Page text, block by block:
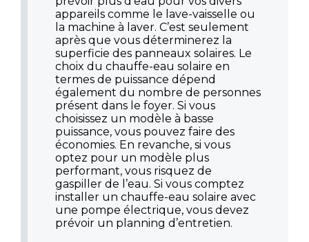
appareils comme le lave-vaisselle ou
la machine à laver. C’est seulement
après que vous déterminerez la
superficie des panneaux solaires. Le
choix du chauffe-eau solaire en
termes de puissance dépend
également du nombre de personnes
présent dans le foyer. Si vous
choisissez un modèle à basse
puissance, vous pouvez faire des
économies. En revanche, si vous
optez pour un modèle plus
performant, vous risquez de
gaspiller de l’eau. Si vous comptez
installer un chauffe-eau solaire avec
une pompe électrique, vous devez
prévoir un planning d’entretien.